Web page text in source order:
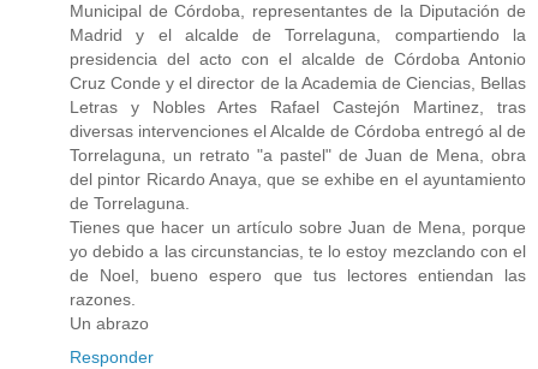
Municipal de Córdoba, representantes de la Diputación de
Madrid y el alcalde de Torrelaguna, compartiendo la
presidencia del acto con el alcalde de Córdoba Antonio
Cruz Conde y el director de la Academia de Ciencias, Bellas
Letras y Nobles Artes Rafael Castejón Martinez, tras
diversas intervenciones el Alcalde de Córdoba entregó al de
Torrelaguna, un retrato "a pastel" de Juan de Mena, obra
del pintor Ricardo Anaya, que se exhibe en el ayuntamiento
de Torrelaguna.
Tienes que hacer un artículo sobre Juan de Mena, porque
yo debido a las circunstancias, te lo estoy mezclando con el
de Noel, bueno espero que tus lectores entiendan las
razones.
Un abrazo
Responder